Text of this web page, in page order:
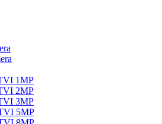
1MP
2MP
3MP
5MP